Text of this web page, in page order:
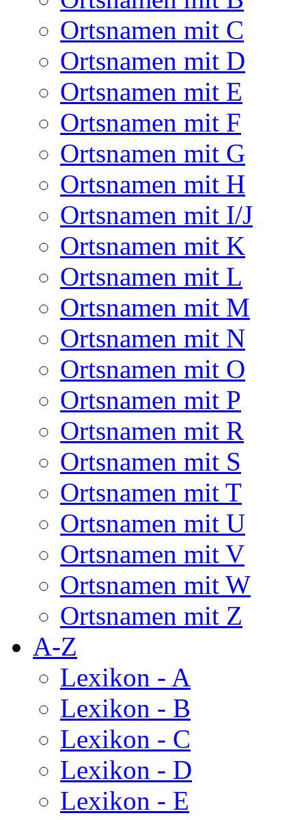
Ortsnamen mit C
Ortsnamen mit D
Ortsnamen mit E
Ortsnamen mit F
Ortsnamen mit G
Ortsnamen mit H
Ortsnamen mit I/J
Ortsnamen mit K
Ortsnamen mit L
Ortsnamen mit M
Ortsnamen mit N
Ortsnamen mit O
Ortsnamen mit P
Ortsnamen mit R
Ortsnamen mit S
Ortsnamen mit T
Ortsnamen mit U
Ortsnamen mit V
Ortsnamen mit W
Ortsnamen mit Z
A-Z
Lexikon - A
Lexikon - B
Lexikon - C
Lexikon - D
Lexikon - E